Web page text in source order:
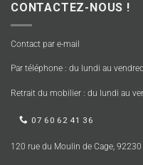
CONTACTEZ-NOUS !
Contact par e-mail
Par téléphone : du lundi au
Retrait du mobilier : du lundi au
07 60 62 41 36
120 rue du Moulin de Cage,